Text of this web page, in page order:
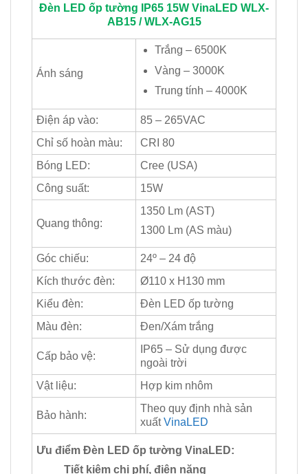
Đèn LED ốp tường IP65 15W VinaLED WLX-
AB15 / WLX-AG15
Ánh sáng
Trắng – 6500K
Vàng – 3000K
Trung tính – 4000K
Điện áp vào:
85 – 265VAC
Chỉ số hoàn màu:
CRI 80
Bóng LED:
Cree (USA)
Công suất:
15W
Quang thông:
1350 Lm (AST)
1300 Lm (AS màu)
Góc chiếu:
24º – 24 độ
Kích thước đèn:
Ø110 x H130 mm
Kiểu đèn:
Đèn LED ốp tường
Màu đèn:
Đen/Xám trắng
Cấp bảo vệ:
IP65 – Sử dụng được
ngoài trời
Vật liệu:
Hợp kim nhôm
Bảo hành:
Theo quy định nhà sản
xuấtVinaLED
Ưu điểm Đèn LED ốp tường VinaLED:
Tiết kiệm chi phí, điện năng